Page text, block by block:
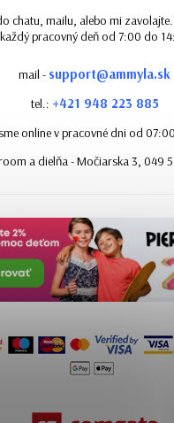
chatu, mailu, alebo mi
každý pracovný deň od 7:00 do
mail - support@ammyla.sk
tel.: +421 948 223 885
online v pracovné dni od
a dielňa - Močiarska 3, 049